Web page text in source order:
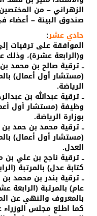
الزهراني – من
صندوق البيئة –
حادي عشر:
الموافقة على ترقيات
و(الرابعة عشرة)، وذلك
ــ ترقية صالح بن محمد
(مستشار أول أعمال)
الرياضة.
ــ ترقية عبدالله بن
وظيفة (مستشار أول
بوزارة الرياضة.
ــ ترقية محمد بن حمد
(مستشار أول أعمال)
العدل.
ــ ترقية ناجح بن علي
كتابة عدل) بالمرتبة
ــ ترقية بندر بن محمد
عام) بالمرتبة (الرابعة
بالمعروف والنهي عن
كما اطلع مجلس